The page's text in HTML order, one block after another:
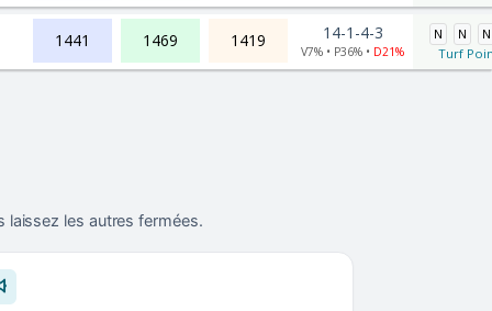
1441 1469 1419 14-1-4-3
V7% • P36% • D21%
N N
N
Turf
laissez les autres fermées.